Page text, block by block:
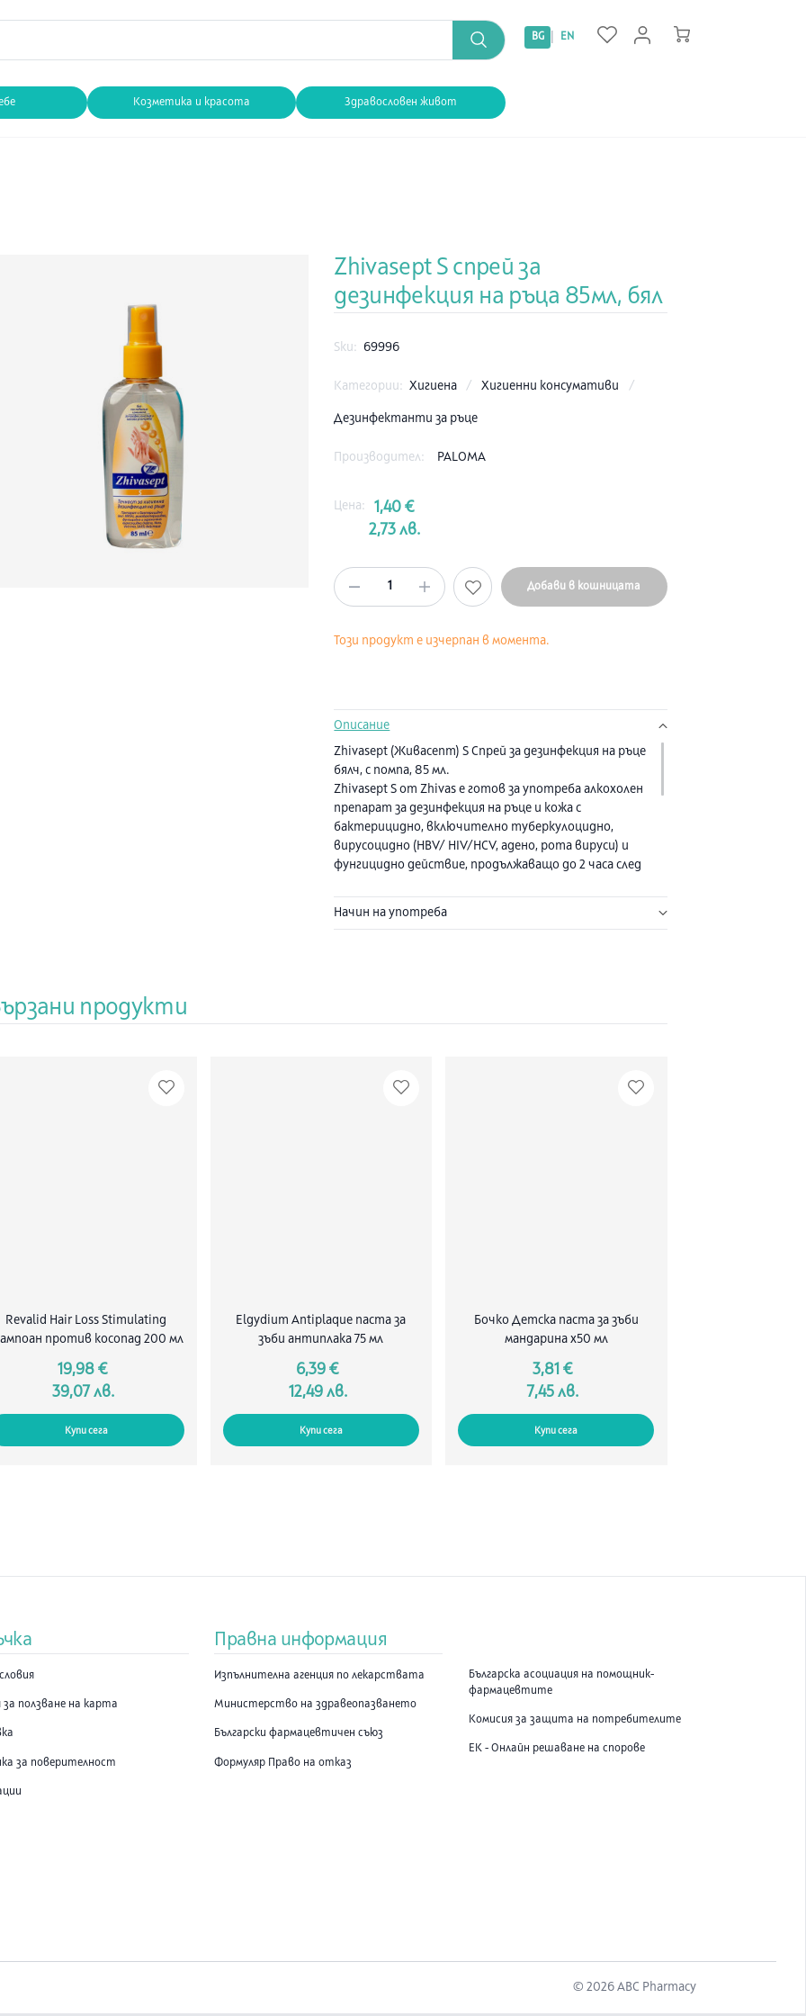
Козметика и красота Здравословен живот
BG EN
Zhivasept S спрей за
дезинфекция на ръца 85мл, бял
Sku: 69996
Категории: Хигиена / Хигиенни консумативи /
Дезинфектанти за ръце
Производител: PALOMA
Цена:
1,40 €
2,73 лв.
1 Добави в кошницата
Този продукт е изчерпан в момента.
Описание
Zhivasept (Живасепт) S Спрей за дезинфекция на ръце
бялч, с помпа, 85 мл.
Zhivasept S от Zhivas е готов за употреба алкохолен
препарат за дезинфекция на ръце и кожа с
бактерицидно, включително туберкулоцидно,
вирусоцидно (HBV/ HIV/HCV, адено, рота вируси) и
фунгицидно действие, продължаващо до 2 часа след
кожата. Активните съставки на препарата са
Начин на употреба
продукти
Revalid Hair Loss Stimulating
против косопад 200 мл
19,98 €
39,07 лв.
Купи сега
Elgydium Antiplaque паста за
зъби антиплака 75 мл
6,39 €
12,49 лв.
Купи сега
Бочко Детска паста за зъби
мандарина х50 мл
3,81 €
7,45 лв.
Купи сега
за ползване на карта
за поверителност
Правна информация
Изпълнителна агенция по лекарствата
Министерство на здравеопазването
Български фармацевтичен съюз
Формуляр Право на отказ
Българска асоциация на помощник-
фармацевтите
Комисия за защита на потребителите
ЕК - Онлайн решаване на спорове
© 2026 ABC Pharmacy